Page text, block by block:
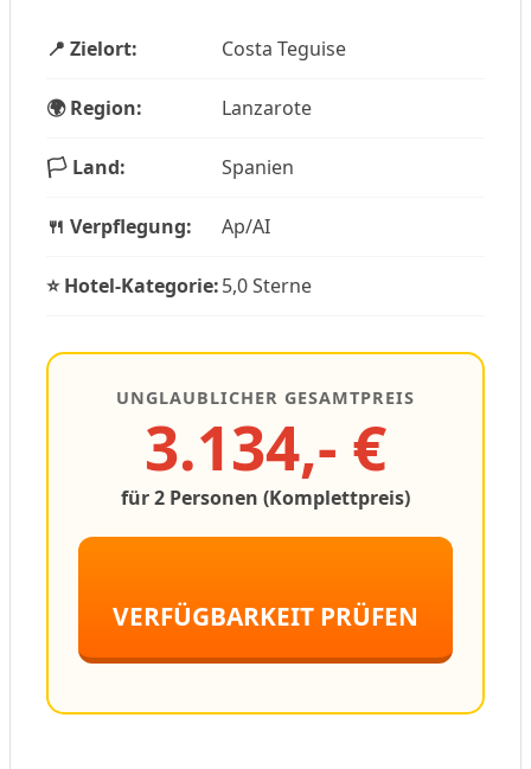
📍 Zielort: Costa Teguise
🌍 Region: Lanzarote
🏳️ Land: Spanien
🍴 Verpflegung: Ap/AI
⭐ Hotel-Kategorie:5,0 Sterne
UNGLAUBLICHER GESAMTPREIS
3.134,- €
für 2 Personen (Komplettpreis)
VERFÜGBARKEIT PRÜFEN